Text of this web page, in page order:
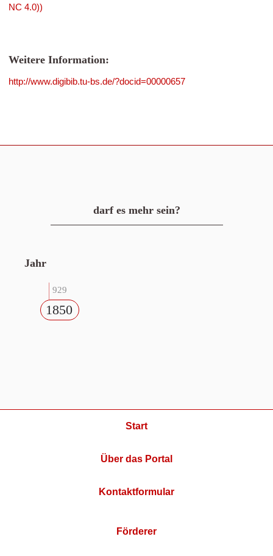
NC 4.0))
Weitere Information:
http://www.digibib.tu-bs.de/?docid=00000657
darf es mehr sein?
Jahr
929
1850
Start
Über das Portal
Kontaktformular
Förderer